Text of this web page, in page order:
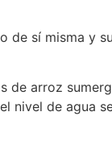
de sí misma y
arroz
nivel de agua